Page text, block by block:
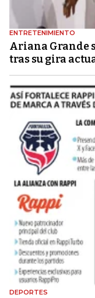
ENTRETENIMIENTO
Ariana Grande
tras su gira
DEPORTES